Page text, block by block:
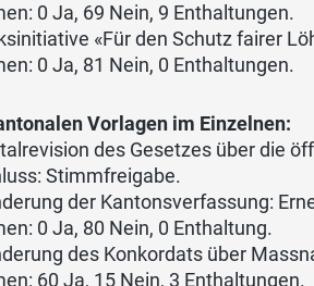
0 Ja, 69 Nein, 9 Enthaltungen.
«Für den Schutz fairer
0 Ja, 81 Nein, 0 Enthaltungen.
Vorlagen im Einzelnen:
des Gesetzes über die
Stimmfreigabe.
der Kantonsverfassung:
0 Ja, 80 Nein, 0 Enthaltung.
des Konkordats über
60 Ja, 15 Nein, 3 Enthaltungen.